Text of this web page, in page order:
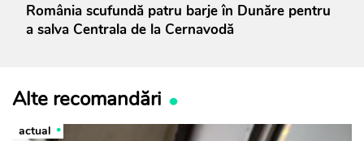
România scufundă patru barje în Dunăre pentru
a salva Centrala de la Cernavodă
Alte recomandări
actual